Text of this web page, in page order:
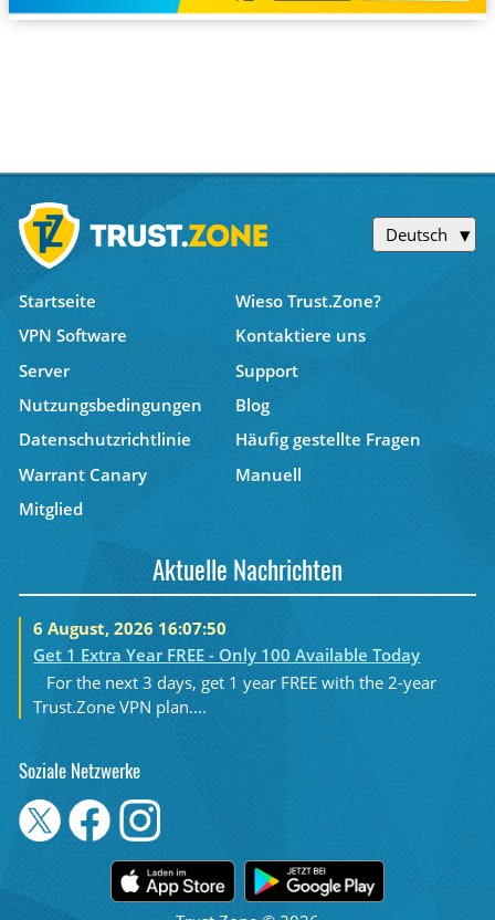
Deutsch
Startseite
Wieso Trust.Zone?
VPN Software
Kontaktiere uns
Server
Support
Nutzungsbedingungen
Blog
Datenschutzrichtlinie
Häufig gestellte Fragen
Warrant Canary
Manuell
Mitglied
Aktuelle Nachrichten
6 August, 2026 16:07:50
Get 1 Extra Year FREE - Only 100 Available Today
For the next 3 days, get 1 year FREE with the 2-year
Trust.Zone VPN plan....
Soziale Netzwerke